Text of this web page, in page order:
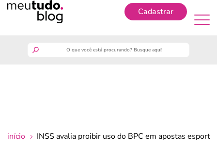
Cadastrar
início INSS avalia proibir uso do BPC em apostas